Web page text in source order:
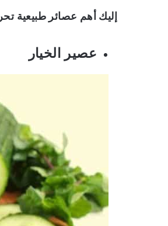
إليك أهم عصائر طبيعية
عصير الخيار